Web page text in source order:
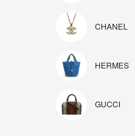
CHANEL
HERMES
GUCCI